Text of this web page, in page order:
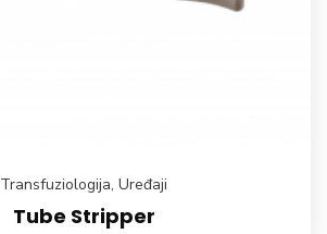
Transfuziologija, Uređaji
Tube Stripper